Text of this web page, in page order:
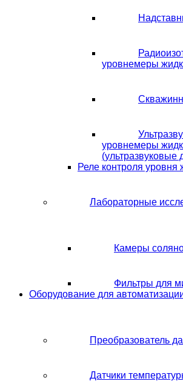
уровнемеры
уровнемеры
(ультразвуковые
Реле контроля уровня
Лабораторные
Камеры
Фильтры для
Оборудование для
Преобразователь
Датчики